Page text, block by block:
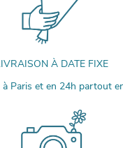
À DATE FIXE
à Paris et en 24h partout